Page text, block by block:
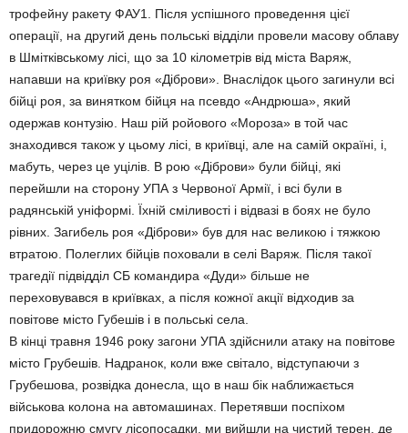
трофейну ракету ФАУ1. Після успішного проведення цієї
операції, на другий день польські відділи провели масову облаву
в Шмітківському лісі, що за 10 кілометрів від міста Варяж,
напавши на криївку роя «Діброви». Внаслідок цього загинули всі
бійці роя, за винятком бійця на псевдо «Андрюша», який
одержав контузію. Наш рій ройового «Мороза» в той час
знаходився також у цьому лісі, в криївці, але на самій окраїні, і,
мабуть, через це уцілів. В рою «Діброви» були бійці, які
перейшли на сторону УПА з Червоної Армії, і всі були в
радянській уніформі. Їхній сміливості і відвазі в боях не було
рівних. Загибель роя «Діброви» був для нас великою і тяжкою
втратою. Полеглих бійців поховали в селі Варяж. Після такої
трагедії підвідділ СБ командира «Дуди» більше не
переховувався в криївках, а після кожної акції відходив за
повітове місто Губешів і в польські села.
В кінці травня 1946 року загони УПА здійснили атаку на повітове
місто Грубешів. Надранок, коли вже світало, відступаючи з
Грубешова, розвідка донесла, що в наш бік наближається
військова колона на автомашинах. Перетявши поспіхом
придорожню смугу лісопосадки, ми вийшли на чистий терен, де